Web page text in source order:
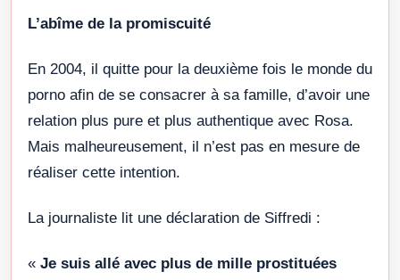
L’abîme de la promiscuité
En 2004, il quitte pour la deuxième fois le monde du
porno afin de se consacrer à sa famille, d’avoir une
relation plus pure et plus authentique avec Rosa.
Mais malheureusement, il n’est pas en mesure de
réaliser cette intention.
La journaliste lit une déclaration de Siffredi :
« Je suis allé avec plus de mille prostituées